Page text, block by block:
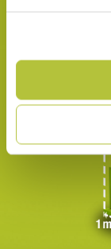
les
si vous